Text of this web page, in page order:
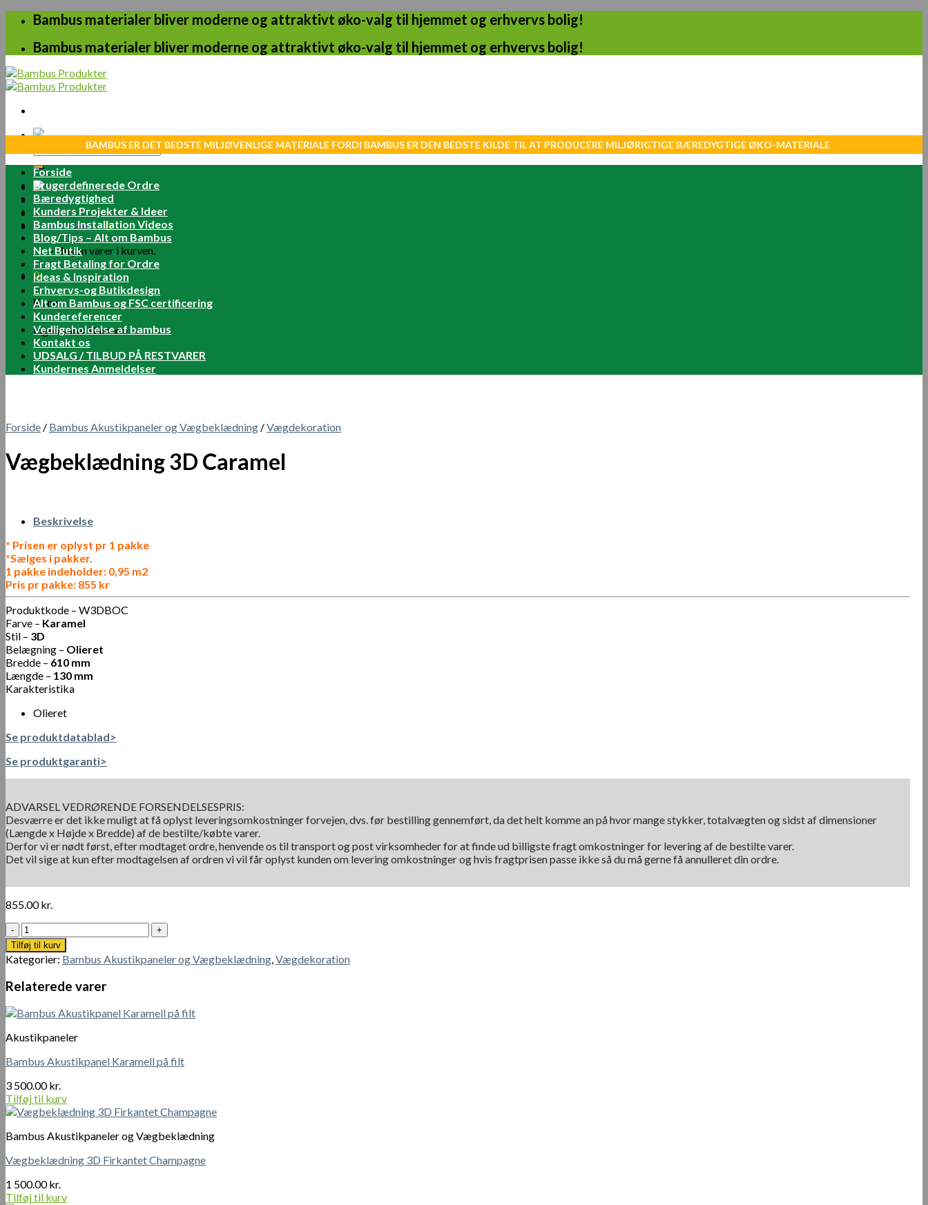
Skip
content
Bambus materialer bliver moderne og attraktivt øko-valg til hjemmet og erhvervs bolig!
Bambus materialer bliver moderne og attraktivt øko-valg til hjemmet og erhvervs bolig!
efter:
Log ind
Kurv /0.00kr.0
Ingen varer i kurven.
0
Kurv
Ingen varer i kurven.
BAMBUS ER DET BEDSTE MILJØVENLIGE MATERIALE FORDI BAMBUS ER DEN BEDSTE KILDE TIL AT PRODUCERE MILJØRIGTIGE BÆREDYGTIGE ØKO-MATERIALE
Forside
Brugerdefinerede Ordre
Bæredygtighed
Kunders Projekter & Ideer
Bambus Installation Videos
Blog/Tips – Alt om Bambus
Net Butik
Fragt Betaling for Ordre
Ideas & Inspiration
Erhvervs-og Butikdesign
Alt om Bambus og FSC certificering
Kundereferencer
Vedligeholdelse af bambus
Kontakt os
UDSALG / TILBUD PÅ RESTVARER
Kundernes Anmeldelser
Forside / Bambus Akustikpaneler og Vægbeklædning /Vægdekoration
Vægbeklædning 3D Caramel
Beskrivelse
* Prisen er oplyst pr 1 pakke
*Sælges i pakker.
1 pakke indeholder: 0,95 m2
Pris pr pakke: 855 kr
Produktkode – W3DBOC
Farve – Karamel
Stil – 3D
Belægning – Olieret
Bredde – 610 mm
Længde – 130 mm
Karakteristika
Olieret
Se produktdatablad>
Se produktgaranti>
ADVARSEL VEDRØRENDE FORSENDELSESPRIS:
Desværre er det ikke muligt at få oplyst leveringsomkostninger forvejen, dvs. før bestilling gennemført, da det helt komme an på hvor mange stykker, totalvægten og sidst af dimensioner
(Længde x Højde x Bredde) af de bestilte/købte varer.
Derfor vi er nødt først, efter modtaget ordre, henvende os til transport og post virksomheder for at finde ud billigste fragt omkostninger for levering af de bestilte varer.
Det vil sige at kun efter modtagelsen af ordren vi vil får oplyst kunden om levering omkostninger og hvis fragtprisen passe ikke så du må gerne få annulleret din ordre.
855.00kr.
Vægbeklædning
3D
Caramel
antal
Tilføj til kurv
Kategorier: Bambus Akustikpaneler og Vægbeklædning,Vægdekoration
Relaterede varer
Akustikpaneler
Bambus Akustikpanel Karamell på filt
3 500.00kr.
Tilføj til kurv
Bambus Akustikpaneler og Vægbeklædning
Vægbeklædning 3D Firkantet Champagne
1 500.00kr.
Tilføj til kurv